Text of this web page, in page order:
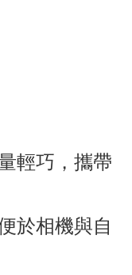
輕巧，攜帶
於相機與自